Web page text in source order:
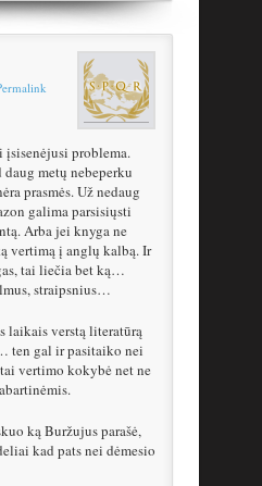
įsisenėjusi problema.
metų nebeperku
prasmės. Už nedaug
galima parsisiųsti
Arba jei knyga ne
vertimą į anglų kalbą. Ir
tai liečia bet ką…
straipsnius…
laikais verstą literatūrą
ten gal ir pasitaiko nei
vertimo kokybė net ne
ką Buržujus parašė,
kad pats nei dėmesio